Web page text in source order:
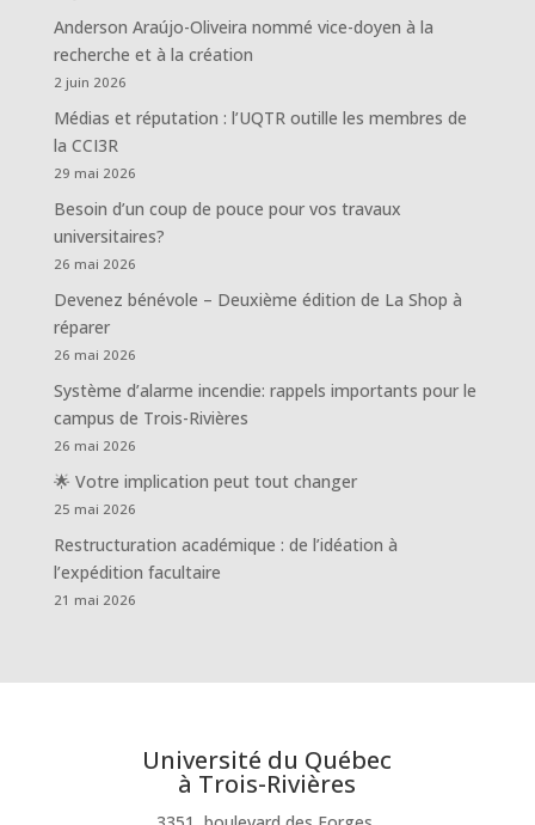
Anderson Araújo-Oliveira nommé vice-doyen à la
recherche et à la création
2 juin 2026
Médias et réputation : l’UQTR outille les membres de
la CCI3R
29 mai 2026
Besoin d’un coup de pouce pour vos travaux
universitaires?
26 mai 2026
Devenez bénévole – Deuxième édition de La Shop à
réparer
26 mai 2026
Système d’alarme incendie: rappels importants pour le
campus de Trois-Rivières
26 mai 2026
🌟 Votre implication peut tout changer
25 mai 2026
Restructuration académique : de l’idéation à
l’expédition facultaire
21 mai 2026
Université du Québec
à Trois-Rivières